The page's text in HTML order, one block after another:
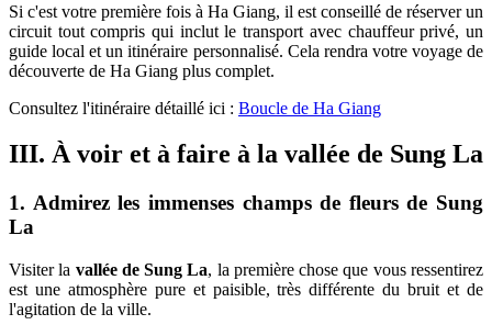
Si c'est votre première fois à Ha Giang, il est conseillé de réserver un
circuit tout compris qui inclut le transport avec chauffeur privé, un
guide local et un itinéraire personnalisé. Cela rendra votre voyage de
découverte de Ha Giang plus complet.
Consultez l'itinéraire détaillé ici : Boucle de Ha Giang
III. À voir et à faire à la vallée de Sung La
1. Admirez les immenses champs de fleurs de Sung
La
Visiter la vallée de Sung La, la première chose que vous ressentirez
est une atmosphère pure et paisible, très différente du bruit et de
l'agitation de la ville.